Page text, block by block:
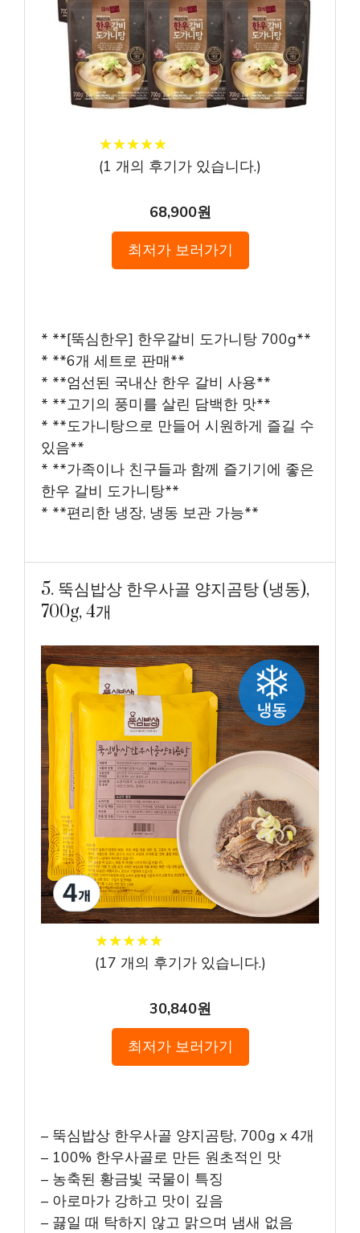
★★★★★
★★★★★
(1 개의 후기가 있습니다.)
68,900원
최저가 보러가기
* **[뚝심한우] 한우갈비 도가니탕 700g**
* **6개 세트로 판매**
* **엄선된 국내산 한우 갈비 사용**
* **고기의 풍미를 살린 담백한 맛**
* **도가니탕으로 만들어 시원하게 즐길 수
있음**
* **가족이나 친구들과 함께 즐기기에 좋은
한우 갈비 도가니탕**
* **편리한 냉장, 냉동 보관 가능**
5. 뚝심밥상 한우사골 양지곰탕 (냉동),
700g, 4개
★★★★★
★★★★★
(17 개의 후기가 있습니다.)
30,840원
최저가 보러가기
– 뚝심밥상 한우사골 양지곰탕, 700g x 4개
– 100% 한우사골로 만든 원초적인 맛
– 농축된 황금빛 국물이 특징
– 아로마가 강하고 맛이 깊음
– 끓일 때 탁하지 않고 맑으며 냄새 없음